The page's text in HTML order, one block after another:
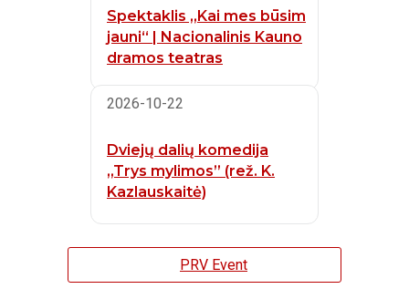
Spektaklis „Kai mes būsim
jauni“ | Nacionalinis Kauno
dramos teatras
2026-10-22
Dviejų dalių komedija
„Trys mylimos” (rež. K.
Kazlauskaitė)
PRV Event